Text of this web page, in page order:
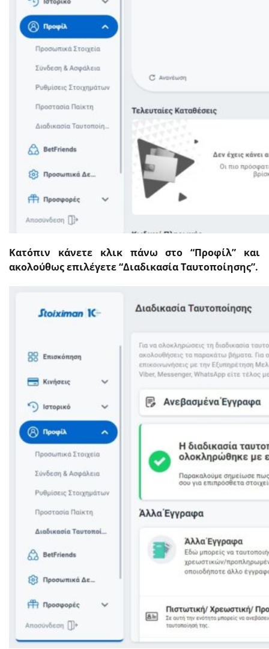
Κατόπιν κάνετε κλικ πάνω στο “Προφίλ” και
ακολούθως επιλέγετε “Διαδικασία Ταυτοποίησης”.